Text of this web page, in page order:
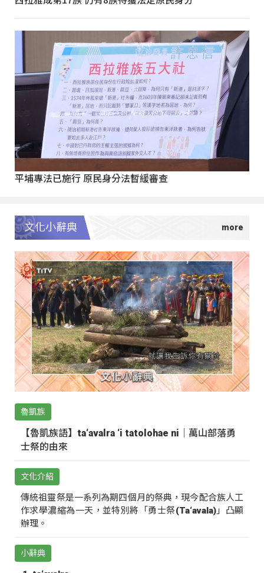
平埔專法已施行 原民身分法暫緩審查
文化小辭典
魯凱族
【魯凱族語】ta‘avalra ‘i tatolohae ni｜萬山部落勇
士祭的由來
文化介紹
傳統祖靈祭是一系列為期四個月的祭典，現今配合族人工
作求學濃縮為一天，並特別將「勇士祭(Ta‘avala)」凸顯
辦理。
小辭典